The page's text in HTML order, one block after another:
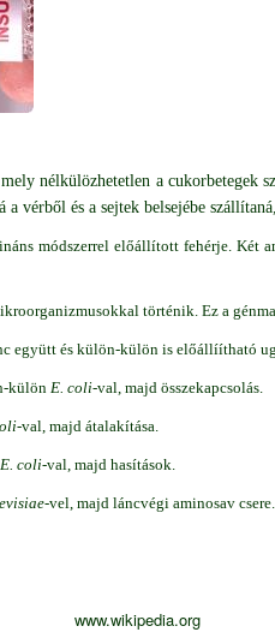
nélkülözhetetlen a cukorbetegek
vérből és a sejtek belsejébe
módszerrel előállított fehérje. Két
történik. Ez a
együtt és külön-külön is előállíítható
külön E. coli-val, majd összekapcsolás.
-val, majd átalakítása.
E. coli-val, majd hasítások.
-vel, majd láncvégi aminosav csere.
www.wikipedia.org